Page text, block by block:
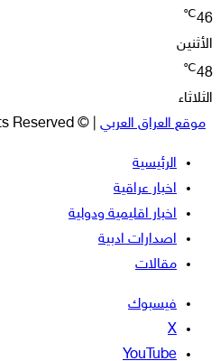
46
℃
الأثنين
48
℃
الثلاثاء
موقع العراق العربي | © Copyright 2026, All Rights Reserved
الرئيسية
اخبار عراقية
اخبار اقليمية ودولية
اصدارات ادبية
مقالات
فيسبوك
‫X
‫YouTube